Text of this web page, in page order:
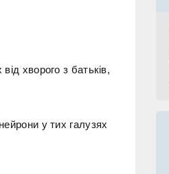
хворого з батьків,
у тих галузях